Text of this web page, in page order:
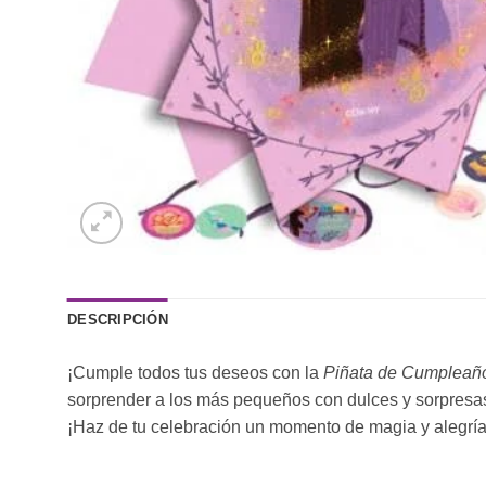
DESCRIPCIÓN
¡Cumple todos tus deseos con la Piñata de
sorprender a los más pequeños con dulces y
¡Haz de tu celebración un momento de magia y